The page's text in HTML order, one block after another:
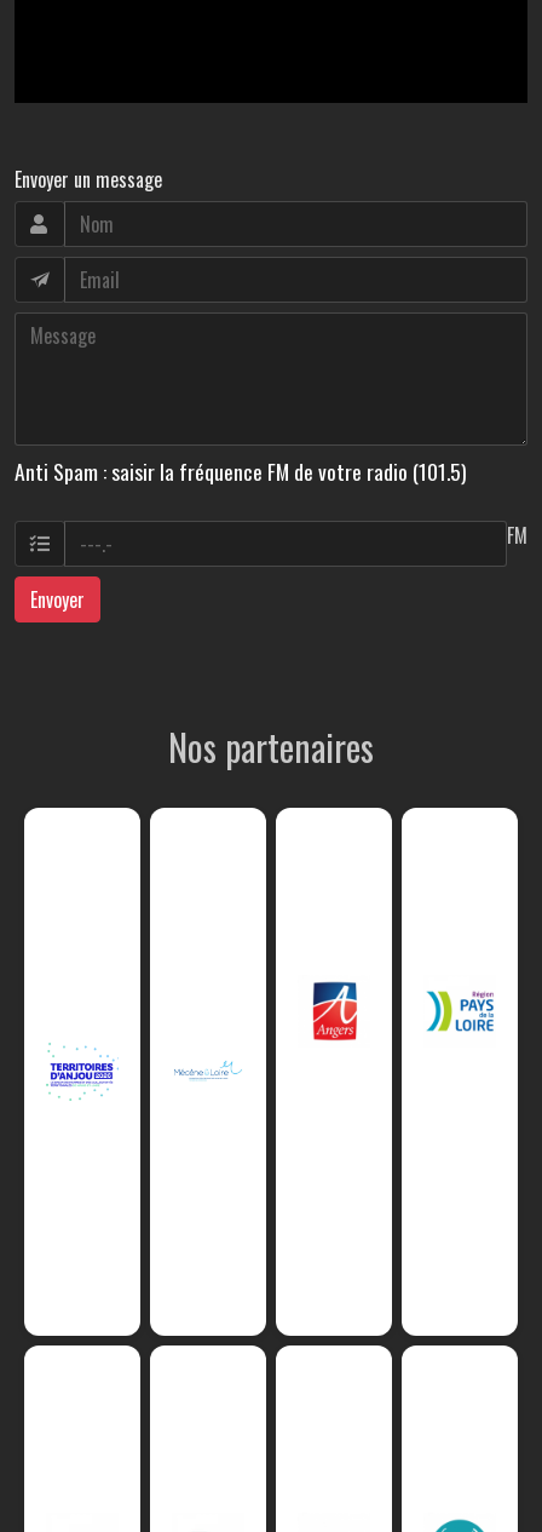
Envoyer un message
Anti Spam : saisir la fréquence FM de votre radio (101.5)
FM
Envoyer
Nos partenaires